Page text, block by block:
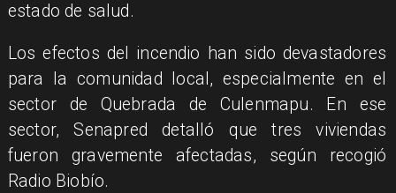
estado de salud.
Los efectos del incendio han sido devastadores
para la comunidad local, especialmente en el
sector de Quebrada de Culenmapu. En ese
sector, Senapred detalló que tres viviendas
fueron gravemente afectadas, según recogió
Radio Biobío.